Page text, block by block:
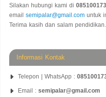
Silakan hubungi kami di
email semipalar@gmail.com untuk
Terima kasih dan salam pendidikan.
Informasi Kontak
Telepon | WhatsApp :
Email : semipalar@gmail.com